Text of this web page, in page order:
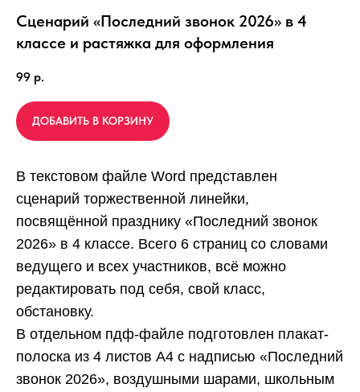
Сценарий «Последний звонок 2026» в 4
классе и растяжка для оформления
99 р.
ДОБАВИТЬ В КОРЗИНУ
В текстовом файле Word представлен
сценарий торжественной линейки,
посвящённой празднику «Последний звонок
2026» в 4 классе. Всего 6 страниц со словами
ведущего и всех участников, всё можно
редактировать под себя, свой класс,
обстановку.
В отдельном пдф-файле подготовлен плакат-
полоска из 4 листов А4 с надписью «Последний
звонок 2026», воздушными шарами, школьным